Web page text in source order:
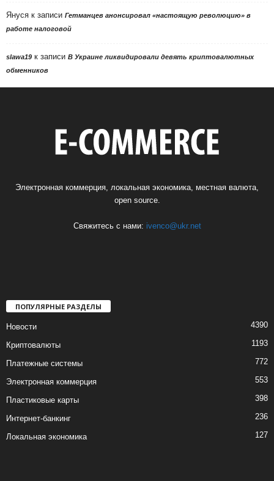
Януся к записи Гетманцев анонсировал «настоящую революцию» в
работе налоговой
slawa19 к записи В Украине ликвидировали девять криптовалютных
обменников
Электронная коммерция, локальная экономика, местная валюта,
open source.
Свяжитесь с нами: ivenco@ukr.net
ПОПУЛЯРНЫЕ РАЗДЕЛЫ
Новости 4390
Криптовалюты 1193
Платежные системы 772
Электронная коммерция 553
Пластиковые карты 398
Интернет-банкинг 236
Локальная экономика 127